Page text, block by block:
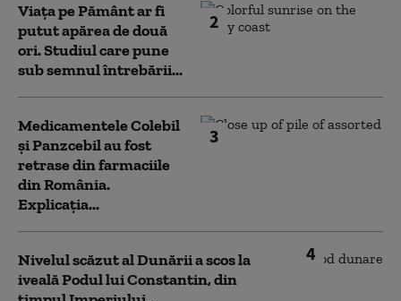
2
Viața pe Pământ ar fi
putut apărea de două
ori. Studiul care pune
sub semnul întrebării...
3
Medicamentele Colebil
și Panzcebil au fost
retrase din farmaciile
din România.
Explicația...
4
Nivelul scăzut al Dunării a scos la
iveală Podul lui Constantin, din